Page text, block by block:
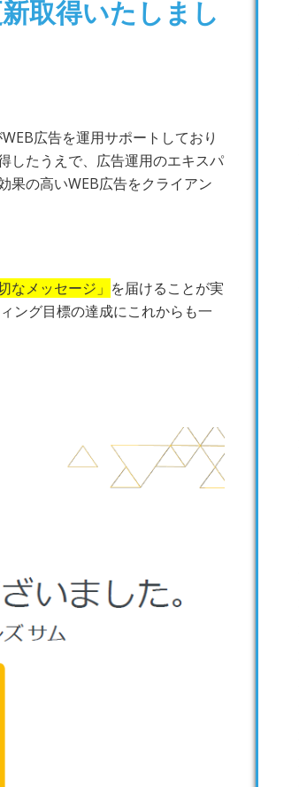
取得いたしまし
広告を運用サポートしており
したうえで、広告運用のエキスパ
果の高いWEB広告をクライアン
なメッセージ」 を届けることが実
ング目標の達成にこれからも一